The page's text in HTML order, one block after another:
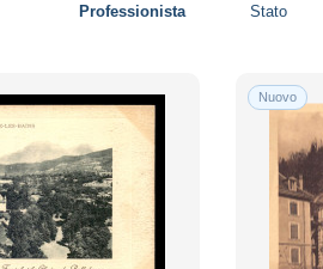
Professionista Stato
Nuovo